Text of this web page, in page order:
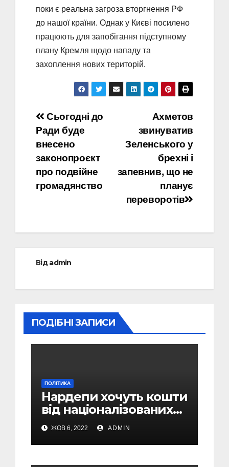
поки є реальна загроза вторгнення РФ
до нашої країни. Однак у Києві посилено
працюють для запобігання підступному
плану Кремля щодо нападу та
захоплення нових територій.
Навігація
записів
Ахметов
звинуватив
Зеленського у
брехні і
запевнив, що не
планує
переворотів
Сьогодні до
Ради буде
внесено
законопроєкт
про подвійне
громадянство
Відadmin
ПОДІБНІ ЗАПИСИ
ПОЛІТИКА
Нардепи хочуть кошти
від націоналізованих
активів спрямувати на
свої округи, замість
військових потреб, –
ЖОВ 6, 2022 ADMIN